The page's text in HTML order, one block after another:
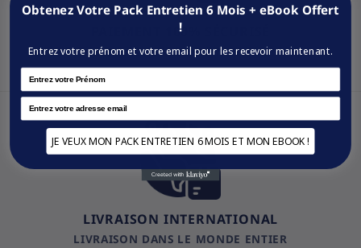
PAIEMENT 100% SÉCURISÉ
VISA / MASTERCARD / PAYPAL
LIVRAISON INTERNATIONAL
LIVRAISON DANS LE MONDE ENTIER
Obtenez Votre Pack Entretien 6 Mois + eBook Offert
!
Entrez votre prénom et votre email pour les recevoir maintenant.
Name
Email
JE VEUX MON PACK ENTRETIEN 6 MOIS ET MON EBOOK !